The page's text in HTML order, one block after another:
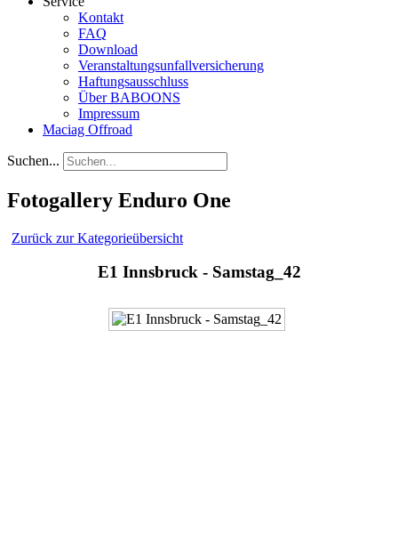
Kontakt
FAQ
Download
Veranstaltungsunfallversicherung
Haftungsausschluss
Über BABOONS
Impressum
Maciag Offroad
Suchen...
Fotogallery Enduro One
Zurück zur Kategorieübersicht
E1 Innsbruck - Samstag_42